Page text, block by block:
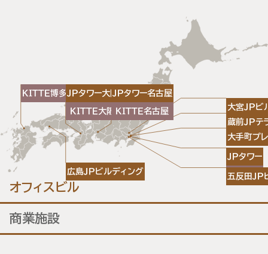
ＫＩＴＴＥ博多ＪＰタワー大阪
ＫＩＴＴＥ大阪
広島ＪＰビルディング
ＪＰタワー名古屋
ＫＩＴＴＥ名古屋
大宮ＪＰビ
蔵前ＪＰテ
大手町プ
ＪＰタワー
ＫＩＴＴＥ
五反田Ｊ
オフィスビル
商業施設